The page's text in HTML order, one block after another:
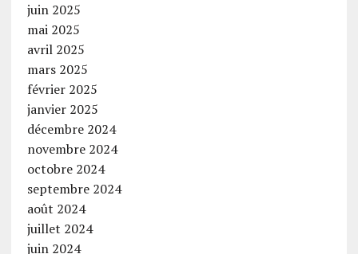
juin 2025
mai 2025
avril 2025
mars 2025
février 2025
janvier 2025
décembre 2024
novembre 2024
octobre 2024
septembre 2024
août 2024
juillet 2024
juin 2024